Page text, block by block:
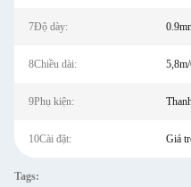
7Độ dày:
8Chiều dài:
9Phụ kiện:
10Cài đặt: Giá
Tags: